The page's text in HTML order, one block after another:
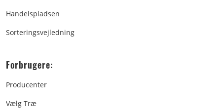
Handelspladsen
Sorteringsvejledning
Forbrugere:
Producenter
Vælg Træ